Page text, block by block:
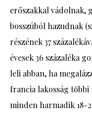
erőszakkal vádolnak,
bosszúból hazudnak
részének 37
évesek 36 százaléka
leli abban, ha
francia lakosság többi
minden harmadik 18-